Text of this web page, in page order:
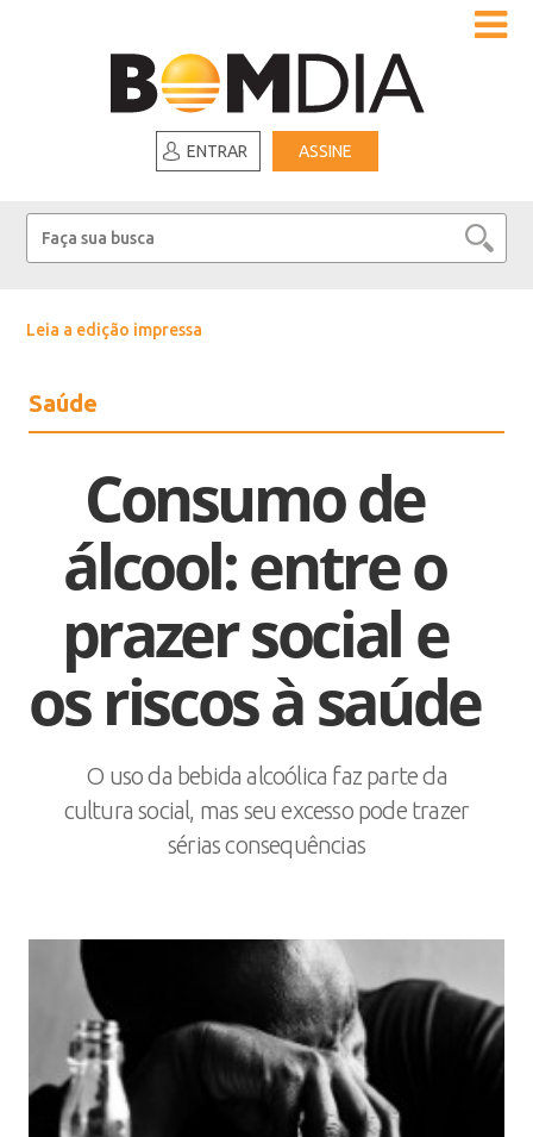
ENTRAR ASSINE
Leia a edição impressa
Saúde
Consumo de
álcool: entre o
prazer social e
os riscos à saúde
O uso da bebida alcoólica faz parte da
cultura social, mas seu excesso pode trazer
sérias consequências